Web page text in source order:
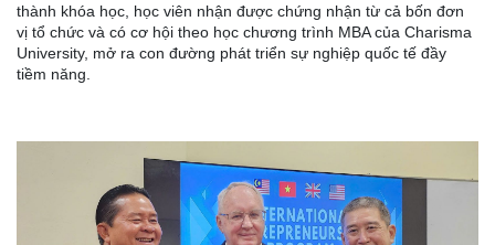
thành khóa học, học viên nhận được chứng nhận từ cả bốn đơn
vị tổ chức và có cơ hội theo học chương trình MBA của Charisma
University, mở ra con đường phát triển sự nghiệp quốc tế đầy
tiềm năng.